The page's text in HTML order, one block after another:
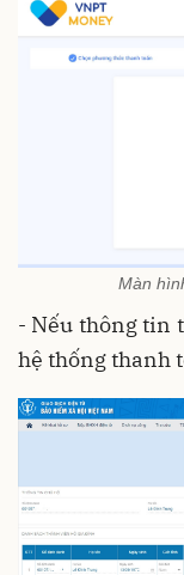
Màn
- Nếu thông tin
hệ thống thanh